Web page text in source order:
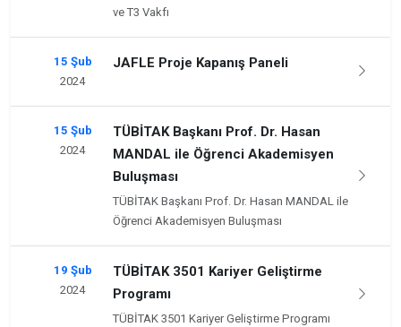
ve T3 Vakfı
15 Şub
2024
JAFLE Proje Kapanış Paneli
15 Şub
2024
TÜBİTAK Başkanı Prof. Dr. Hasan
MANDAL ile Öğrenci Akademisyen
Buluşması
TÜBİTAK Başkanı Prof. Dr. Hasan MANDAL ile
Öğrenci Akademisyen Buluşması
19 Şub
2024
TÜBİTAK 3501 Kariyer Geliştirme
Programı
TÜBİTAK 3501 Kariyer Geliştirme Programı